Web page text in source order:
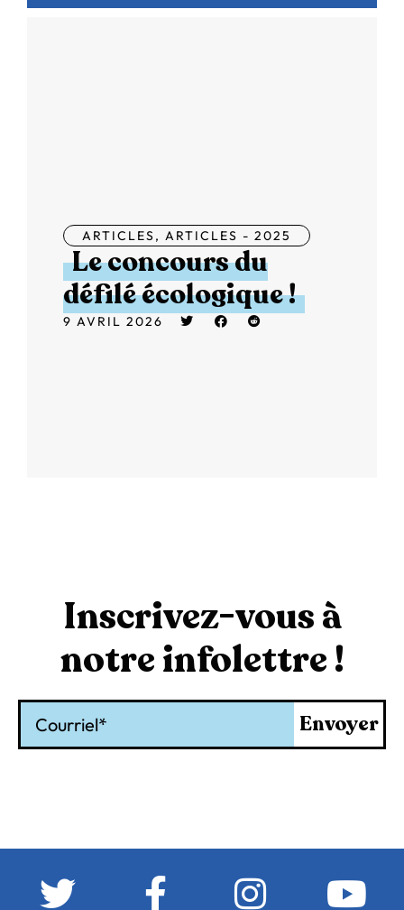
ARTICLES, ARTICLES - 2025
Le concours du
défilé écologique !
9 AVRIL 2026
Inscrivez-vous à
notre infolettre !
Envoyer